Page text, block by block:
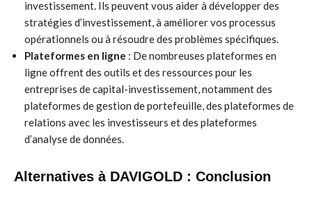
investissement. Ils peuvent vous aider à développer des
stratégies d’investissement, à améliorer vos processus
opérationnels ou à résoudre des problèmes spécifiques.
Plateformes en ligne : De nombreuses plateformes en
ligne offrent des outils et des ressources pour les
entreprises de capital-investissement, notamment des
plateformes de gestion de portefeuille, des plateformes de
relations avec les investisseurs et des plateformes
d’analyse de données.
Alternatives à DAVIGOLD : Conclusion